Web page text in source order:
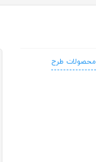
محصولات طرح